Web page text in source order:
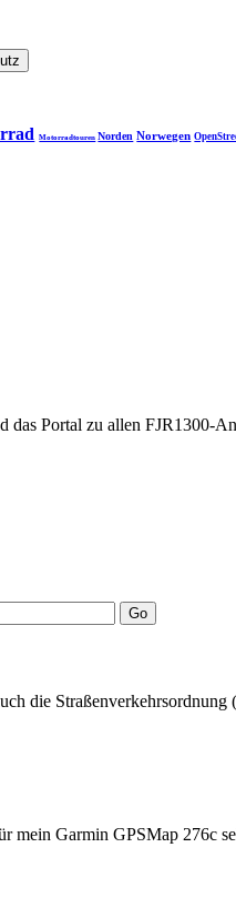
Motorradtouren Norden Norwegen
Portal zu allen FJR1300-
die
mein Garmin GPSMap 276c